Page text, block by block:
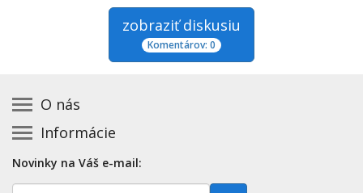
zobraziť diskusiu
Komentárov: 0
O nás
Kontakt na prevádzkovateľa
Zásady používania cookies
Informácie
Základná registrácia otváracích hodín zadarmo
Novinky na Váš e-mail: